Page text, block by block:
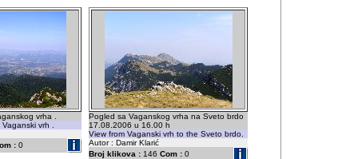
vrha .
vrh .
: 0
Pogled sa Vaganskog vrha na Sveto brdo
17.08.2006 u 16.00 h
View from Vaganski vrh to the Sveto brdo.
Autor : Damir Klarić
Broj klikova : 146 Com : 0